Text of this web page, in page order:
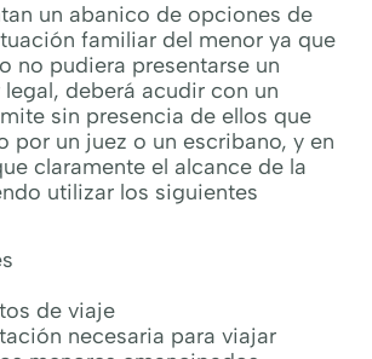
un abanico de opciones de
familiar del menor ya que
no pudiera presentarse un
deberá acudir con un
sin presencia de ellos que
por un juez o un escribano, y en
claramente el alcance de la
utilizar los siguientes
de viaje
necesaria para viajar